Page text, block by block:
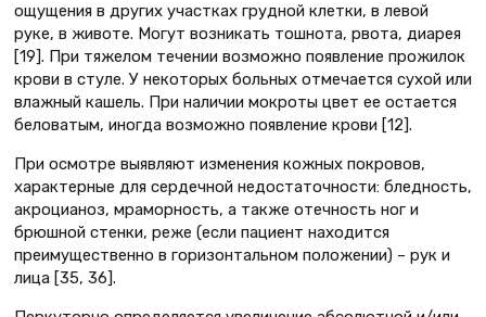
ощущения в других участках грудной клетки, в левой
руке, в животе. Могут возникать тошнота, рвота, диарея
[19]. При тяжелом течении возможно появление прожилок
крови в стуле. У некоторых больных отмечается сухой или
влажный кашель. При наличии мокроты цвет ее остается
беловатым, иногда возможно появление крови [12].
При осмотре выявляют изменения кожных покровов,
характерные для сердечной недостаточности: бледность,
акроцианоз, мраморность, а также отечность ног и
брюшной стенки, реже (если пациент находится
преимущественно в горизонтальном положении) – рук и
лица [35, 36].